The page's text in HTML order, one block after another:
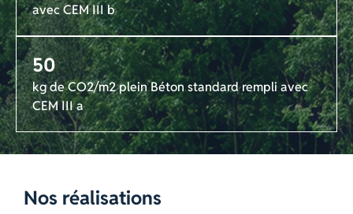
avec CEM III b
50
kg de CO2/m2 plein Béton standard rempli avec
CEM III a
Nos réalisations